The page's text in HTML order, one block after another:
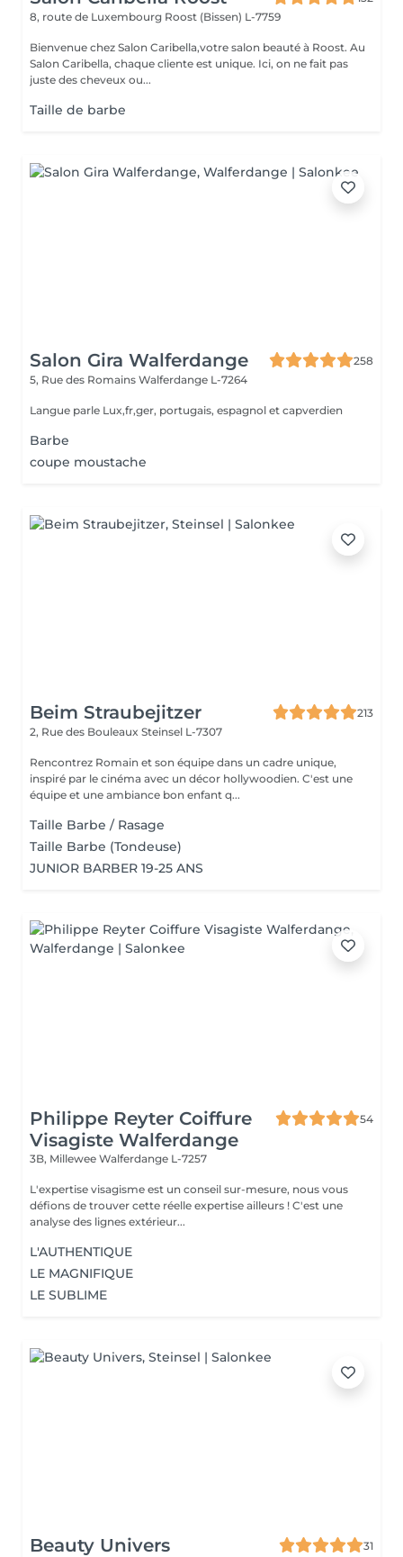
8, route de Luxembourg Roost (Bissen) L-7759
Bienvenue chez Salon Caribella,votre salon beauté à Roost. Au
Salon Caribella, chaque cliente est unique. Ici, on ne fait pas
juste des cheveux ou...
Taille de barbe
Salon Gira Walferdange
258
5, Rue des Romains Walferdange L-7264
Langue parle Lux,fr,ger, portugais, espagnol et capverdien
Barbe
coupe moustache
Beim Straubejitzer
213
2, Rue des Bouleaux Steinsel L-7307
Rencontrez Romain et son équipe dans un cadre unique,
inspiré par le cinéma avec un décor hollywoodien. C'est une
équipe et une ambiance bon enfant q...
Taille Barbe / Rasage
Taille Barbe (Tondeuse)
JUNIOR BARBER 19-25 ANS
Philippe Reyter Coiffure
Visagiste Walferdange
54
3B, Millewee Walferdange L-7257
L'expertise visagisme est un conseil sur-mesure, nous vous
défions de trouver cette réelle expertise ailleurs ! C'est une
analyse des lignes extérieur...
L'AUTHENTIQUE
LE MAGNIFIQUE
LE SUBLIME
Beauty Univers
31